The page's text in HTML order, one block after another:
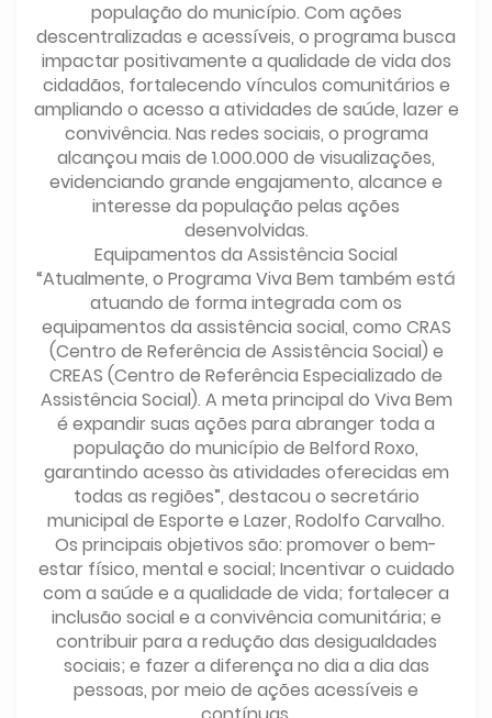
população do município. Com ações
descentralizadas e acessíveis, o programa busca
impactar positivamente a qualidade de vida dos
cidadãos, fortalecendo vínculos comunitários e
ampliando o acesso a atividades de saúde, lazer e
convivência. Nas redes sociais, o programa
alcançou mais de 1.000.000 de visualizações,
evidenciando grande engajamento, alcance e
interesse da população pelas ações
desenvolvidas.
Equipamentos da Assistência Social
“Atualmente, o Programa Viva Bem também está
atuando de forma integrada com os
equipamentos da assistência social, como CRAS
(Centro de Referência de Assistência Social) e
CREAS (Centro de Referência Especializado de
Assistência Social). A meta principal do Viva Bem
é expandir suas ações para abranger toda a
população do município de Belford Roxo,
garantindo acesso às atividades oferecidas em
todas as regiões”, destacou o secretário
municipal de Esporte e Lazer, Rodolfo Carvalho.
Os principais objetivos são: promover o bem-
estar físico, mental e social; Incentivar o cuidado
com a saúde e a qualidade de vida; fortalecer a
inclusão social e a convivência comunitária; e
contribuir para a redução das desigualdades
sociais; e fazer a diferença no dia a dia das
pessoas, por meio de ações acessíveis e